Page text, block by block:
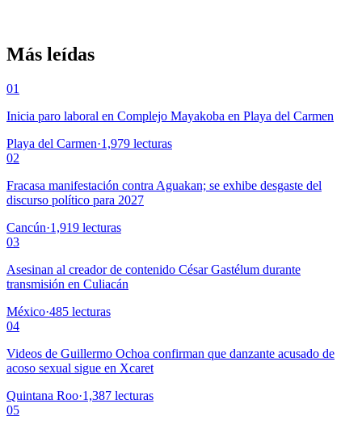
Más leídas
01
Inicia paro laboral en Complejo Mayakoba en Playa del Carmen
Playa del Carmen·1,979 lecturas
02
Fracasa manifestación contra Aguakan; se exhibe desgaste del
discurso político para 2027
Cancún·1,919 lecturas
03
Asesinan al creador de contenido César Gastélum durante
transmisión en Culiacán
México·485 lecturas
04
Videos de Guillermo Ochoa confirman que danzante acusado de
acoso sexual sigue en Xcaret
Quintana Roo·1,387 lecturas
05